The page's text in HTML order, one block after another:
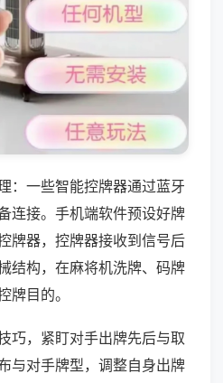
：一些智能控牌器通过蓝牙
连接。手机端软件预设好牌
牌器，控牌器接收到信号后
结构，在麻将机洗牌、码牌
牌目的。
巧，紧盯对手出牌先后与取
与对手牌型，调整自身出牌